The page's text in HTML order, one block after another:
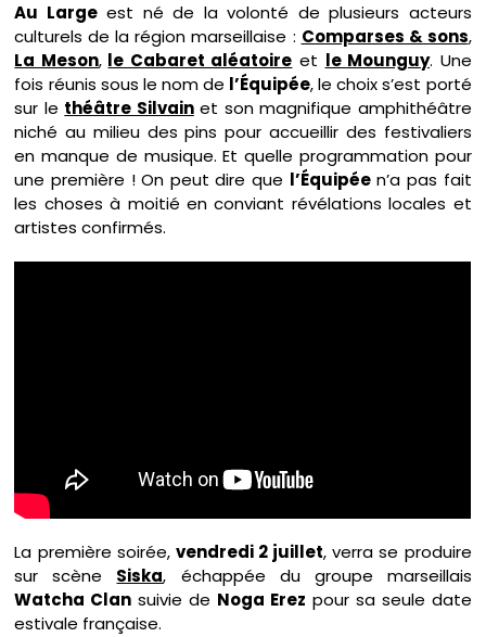
Au Largeest né de la volonté de plusieurs acteurs
culturels de la région marseillaise : Comparses & sons,
La Meson, le Cabaret aléatoire et le Mounguy. Une
fois réunis sous le nom de l’Équipée, le choix s’est porté
sur le théâtre Silvainet son magnifique amphithéâtre
niché au milieu des pins pour accueillir des festivaliers
en manque de musique. Et quelle programmation pour
une première ! On peut dire que l’Équipéen’a pas fait
les choses à moitié en conviant révélations locales et
artistes confirmés.
La première soirée, vendredi 2 juillet, verra se produire
sur scène Siska, échappée du groupe marseillais
Watcha Clan suivie de Noga Erez pour sa seule date
estivale française.